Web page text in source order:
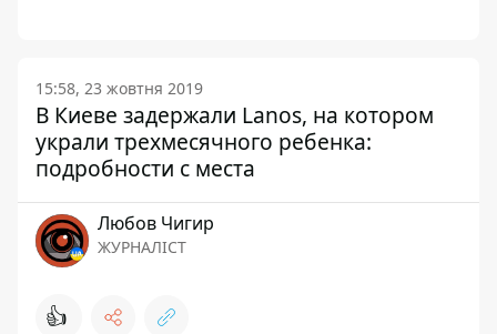
15:58, 23 жовтня 2019
В Киеве задержали Lanos, на котором
украли трехмесячного ребенка:
подробности с места
Любов Чигир
ЖУРНАЛІСТ
👍